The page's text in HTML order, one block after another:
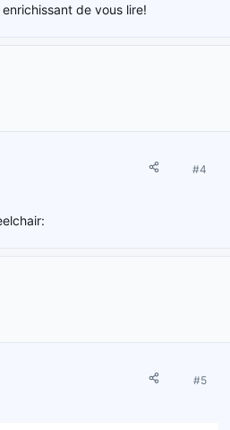
de vous lire!
#4
#5